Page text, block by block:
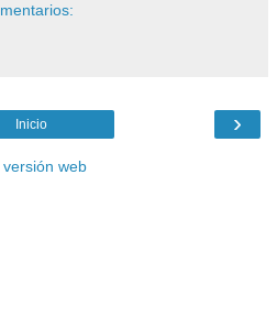
›
Inicio
versión web